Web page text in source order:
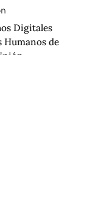
Digitales
Humanos de